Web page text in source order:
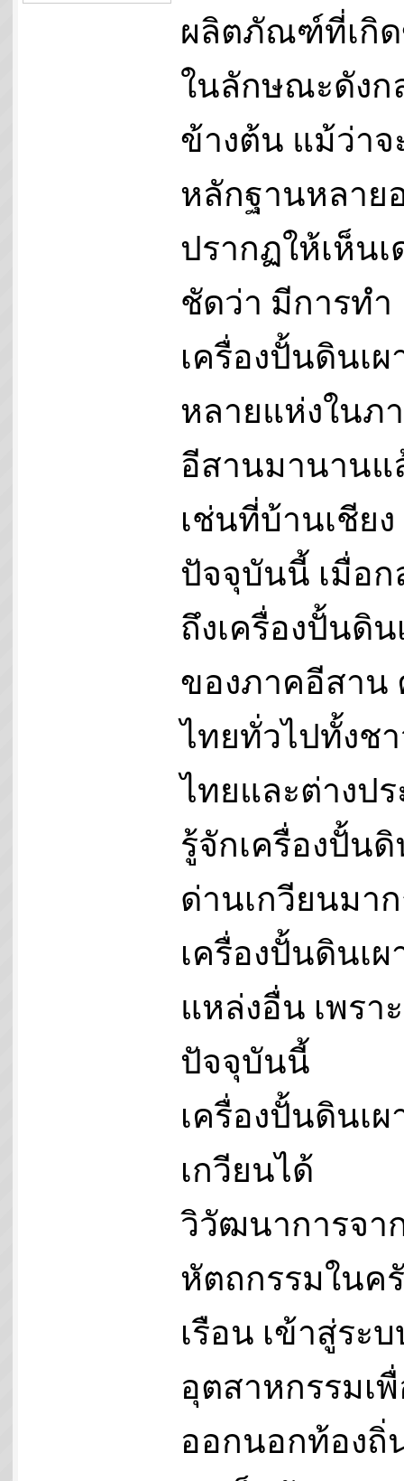
ผลิตภัณฑ์ที่เกิ
ในลักษณะดังก
ข้างต้น แม้ว่าจ
หลักฐานหลาย
ปรากฏให้เห็นเ
ชัดว่า มีการทำ
เครื่องปั้นดินเผ
หลายแห่งในภ
อีสานมานานแ
เช่นที่บ้านเชีย
ปัจจุบันนี้ เมื่อก
ถึงเครื่องปั้นดิน
ของภาคอีสาน
ไทยทั่วไปทั้งช
ไทยและต่างปร
รู้จักเครื่องปั้นดิ
ด่านเกวียนมา
เครื่องปั้นดินเผ
แหล่งอื่น เพราะ
ปัจจุบันนี้
เครื่องปั้นดินเ
เกวียนได้
วิวัฒนาการจา
หัตถกรรมในค
เรือน เข้าสู่ระ
อุตสาหกรรมเ
ออกนอกท้องถิ่